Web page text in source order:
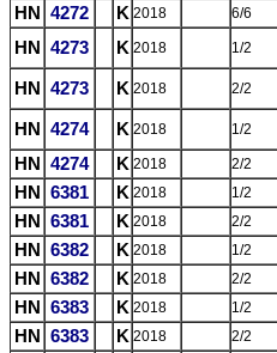
HN 4272 K 2018 6/6
HN 4273 K 2018 1/2
HN 4273 K 2018 2/2
HN 4274 K 2018 1/2
HN 4274 K 2018 2/2
HN 6381 K 2018 1/2
HN 6381 K 2018 2/2
HN 6382 K 2018 1/2
HN 6382 K 2018 2/2
HN 6383 K 2018 1/2
HN 6383 K 2018 2/2